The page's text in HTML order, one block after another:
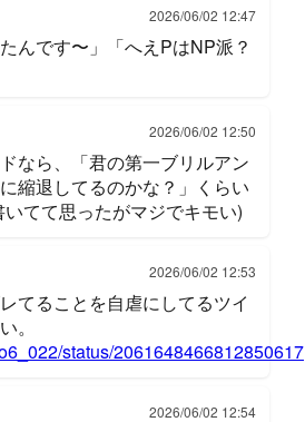
2026/06/02 12:47
んです〜」「へえPはNP派？
2026/06/02 12:50
なら、「君の第一ブリルアン
縮退してるのかな？」くらい
てて思ったがマジでキモい)
2026/06/02 12:53
てることを自虐にしてるツイ
。
status/2061648466812850617
2026/06/02 12:54